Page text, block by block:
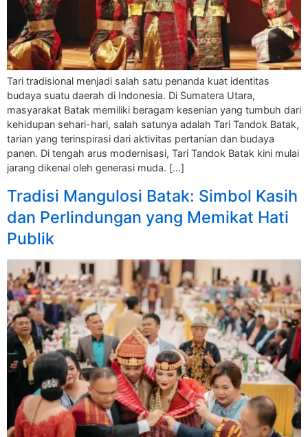
Tari tradisional menjadi salah satu penanda kuat identitas
budaya suatu daerah di Indonesia. Di Sumatera Utara,
masyarakat Batak memiliki beragam kesenian yang tumbuh dari
kehidupan sehari-hari, salah satunya adalah Tari Tandok Batak,
tarian yang terinspirasi dari aktivitas pertanian dan budaya
panen. Di tengah arus modernisasi, Tari Tandok Batak kini mulai
jarang dikenal oleh generasi muda. […]
Tradisi Mangulosi Batak: Simbol Kasih
dan Perlindungan yang Memikat Hati
Publik